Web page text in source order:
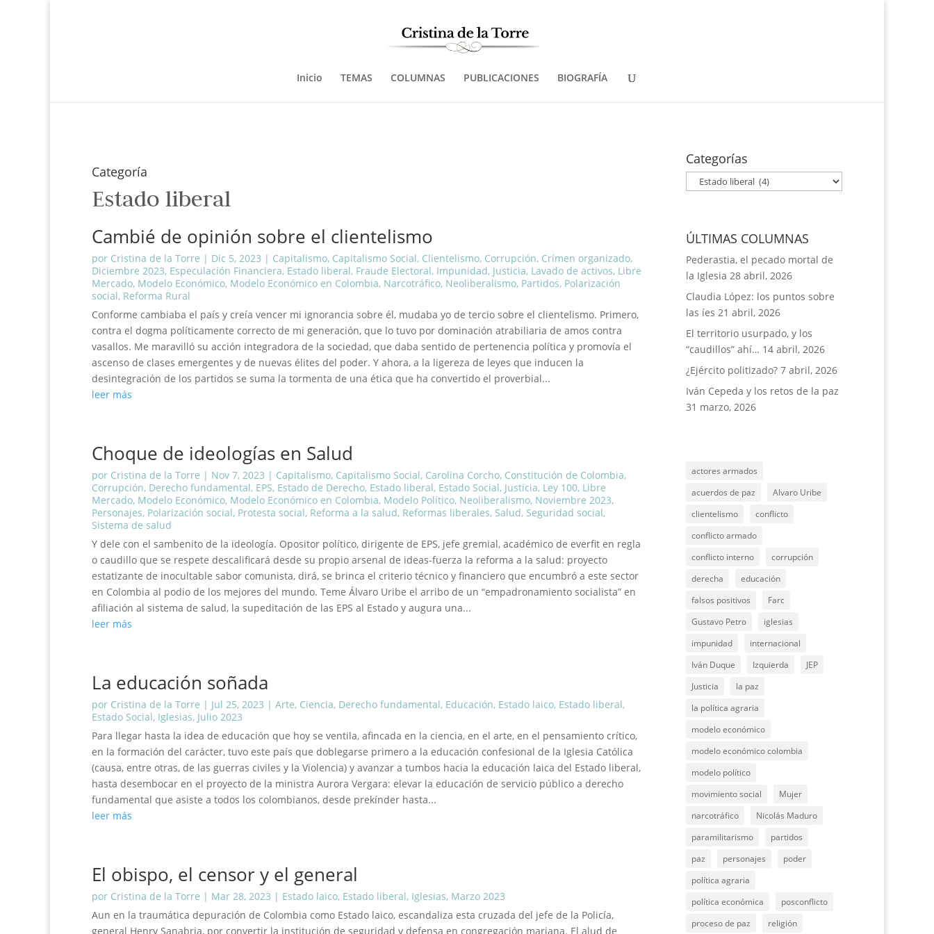
Inicio TEMAS COLUMNAS PUBLICACIONES BIOGRAFÍA
Categoría
Estado liberal
Cambié de opinión sobre el clientelismo
por Cristina de la Torre | Dic 5, 2023 | Capitalismo, Capitalismo Social, Clientelismo, Corrupción, Crímen organizado,
Diciembre 2023, Especulación Financiera, Estado liberal, Fraude Electoral, Impunidad, Justicia, Lavado de activos, Libre
Mercado, Modelo Económico, Modelo Económico en Colombia, Narcotráfico, Neoliberalismo, Partidos, Polarización
social, Reforma Rural
Conforme cambiaba el país y creía vencer mi ignorancia sobre él, mudaba yo de tercio sobre el clientelismo. Primero,
contra el dogma políticamente correcto de mi generación, que lo tuvo por dominación atrabiliaria de amos contra
vasallos. Me maravilló su acción integradora de la sociedad, que daba sentido de pertenencia política y promovía el
ascenso de clases emergentes y de nuevas élites del poder. Y ahora, a la ligereza de leyes que inducen la
desintegración de los partidos se suma la tormenta de una ética que ha convertido el proverbial...
leer más
Choque de ideologías en Salud
por Cristina de la Torre | Nov 7, 2023 | Capitalismo, Capitalismo Social, Carolina Corcho, Constitución de Colombia,
Corrupción, Derecho fundamental, EPS, Estado de Derecho, Estado liberal, Estado Social, Justicia, Ley 100, Libre
Mercado, Modelo Económico, Modelo Económico en Colombia, Modelo Político, Neoliberalismo, Noviembre 2023,
Personajes, Polarización social, Protesta social, Reforma a la salud, Reformas liberales, Salud, Seguridad social,
Sistema de salud
Y dele con el sambenito de la ideología. Opositor político, dirigente de EPS, jefe gremial, académico de everfit en regla
o caudillo que se respete descalificará desde su propio arsenal de ideas-fuerza la reforma a la salud: proyecto
estatizante de inocultable sabor comunista, dirá, se brinca el criterio técnico y financiero que encumbró a este sector
en Colombia al podio de los mejores del mundo. Teme Álvaro Uribe el arribo de un “empadronamiento socialista” en
afiliación al sistema de salud, la supeditación de las EPS al Estado y augura una...
leer más
La educación soñada
por Cristina de la Torre | Jul 25, 2023 | Arte, Ciencia, Derecho fundamental, Educación, Estado laico, Estado liberal,
Estado Social, Iglesias, Julio 2023
Para llegar hasta la idea de educación que hoy se ventila, afincada en la ciencia, en el arte, en el pensamiento crítico,
en la formación del carácter, tuvo este país que doblegarse primero a la educación confesional de la Iglesia Católica
(causa, entre otras, de las guerras civiles y la Violencia) y avanzar a tumbos hacia la educación laica del Estado liberal,
hasta desembocar en el proyecto de la ministra Aurora Vergara: elevar la educación de servicio público a derecho
fundamental que asiste a todos los colombianos, desde prekínder hasta...
leer más
El obispo, el censor y el general
por Cristina de la Torre | Mar 28, 2023 | Estado laico, Estado liberal, Iglesias, Marzo 2023
Aun en la traumática depuración de Colombia como Estado laico, escandaliza esta cruzada del jefe de la Policía,
general Henry Sanabria, por convertir la institución de seguridad y defensa en congregación mariana. El alud de
Categorías
Categorías
ÚLTIMAS COLUMNAS
Pederastia, el pecado mortal de
la Iglesia 28 abril, 2026
Claudia López: los puntos sobre
las íes 21 abril, 2026
El territorio usurpado, y los
“caudillos” ahí… 14 abril, 2026
¿Ejército politizado? 7 abril, 2026
Iván Cepeda y los retos de la paz
31 marzo, 2026
actores armados
acuerdos de paz
Alvaro Uribe
clientelismo
conflicto
conflicto armado
conflicto interno
corrupción
derecha
educación
falsos positivos
Farc
Gustavo Petro
iglesias
impunidad
internacional
Iván Duque
Izquierda
JEP
Justicia
la paz
la política agraria
modelo económico
modelo económico colombia
modelo político
movimiento social
Mujer
narcotráfico
Nicolás Maduro
paramilitarismo
partidos
paz
personajes
poder
política agraria
política económica
posconflicto
proceso de paz
religión